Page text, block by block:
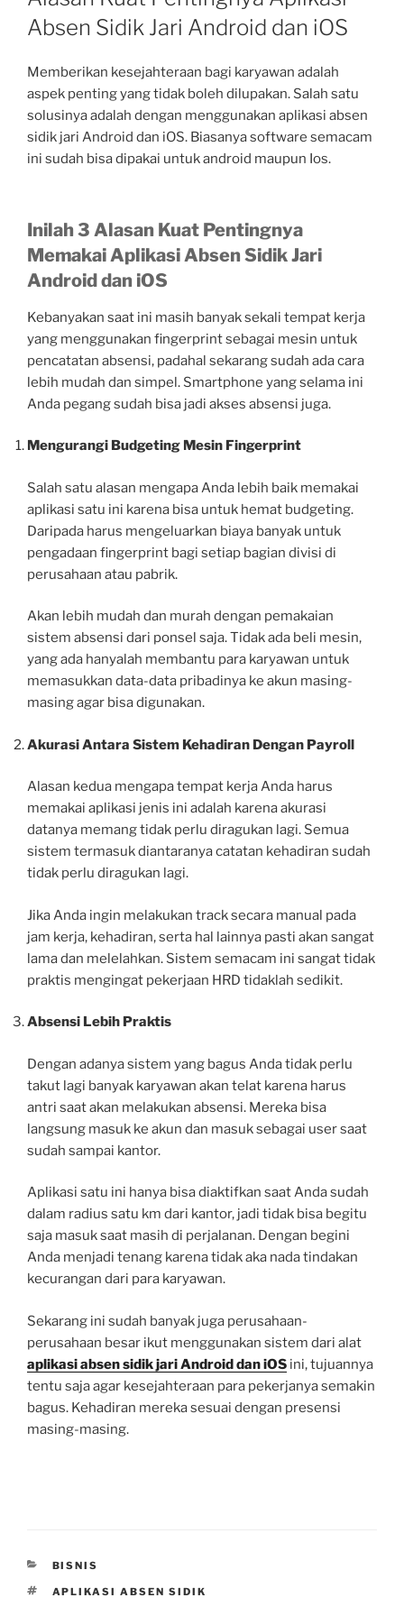
Absen Sidik Jari Android dan iOS
Memberikan kesejahteraan bagi karyawan adalah
aspek penting yang tidak boleh dilupakan. Salah satu
solusinya adalah dengan menggunakan aplikasi absen
sidik jari Android dan iOS. Biasanya software semacam
ini sudah bisa dipakai untuk android maupun Ios.
Inilah 3 Alasan Kuat Pentingnya
MemakaiAplikasi Absen Sidik Jari
Android dan iOS
Kebanyakan saat ini masih banyak sekali tempat kerja
yang menggunakan fingerprint sebagai mesin untuk
pencatatan absensi, padahal sekarang sudah ada cara
lebih mudah dan simpel. Smartphone yang selama ini
Anda pegang sudah bisa jadi akses absensi juga.
Mengurangi Budgeting Mesin Fingerprint
Salah satu alasan mengapa Anda lebih baik memakai
aplikasi satu ini karena bisa untuk hemat budgeting.
Daripada harus mengeluarkan biaya banyak untuk
pengadaan fingerprint bagi setiap bagian divisi di
perusahaan atau pabrik.
Akan lebih mudah dan murah dengan pemakaian
sistem absensi dari ponsel saja. Tidak ada beli mesin,
yang ada hanyalah membantu para karyawan untuk
memasukkan data-data pribadinya ke akun masing-
masing agar bisa digunakan.
Akurasi Antara Sistem Kehadiran Dengan Payroll
Alasan kedua mengapa tempat kerja Anda harus
memakai aplikasi jenis ini adalah karena akurasi
datanya memang tidak perlu diragukan lagi. Semua
sistem termasuk diantaranya catatan kehadiran sudah
tidak perlu diragukan lagi.
Jika Anda ingin melakukan track secara manual pada
jam kerja, kehadiran, serta hal lainnya pasti akan sangat
lama dan melelahkan. Sistem semacam ini sangat tidak
praktis mengingat pekerjaan HRD tidaklah sedikit.
Absensi Lebih Praktis
Dengan adanya sistem yang bagus Anda tidak perlu
takut lagi banyak karyawan akan telat karena harus
antri saat akan melakukan absensi. Mereka bisa
langsung masuk ke akun dan masuk sebagai user saat
sudah sampai kantor.
Aplikasi satu ini hanya bisa diaktifkan saat Anda sudah
dalam radius satu km dari kantor, jadi tidak bisa begitu
saja masuk saat masih di perjalanan. Dengan begini
Anda menjadi tenang karena tidak aka nada tindakan
kecurangan dari para karyawan.
Sekarang ini sudah banyak juga perusahaan-
perusahaan besar ikut menggunakan sistem dari alat
aplikasi absen sidik jari Android dan iOS ini, tujuannya
tentu saja agar kesejahteraan para pekerjanya semakin
bagus. Kehadiran mereka sesuai dengan presensi
masing-masing.
CATEGORIES
BISNIS
TAGS
APLIKASI ABSEN SIDIK